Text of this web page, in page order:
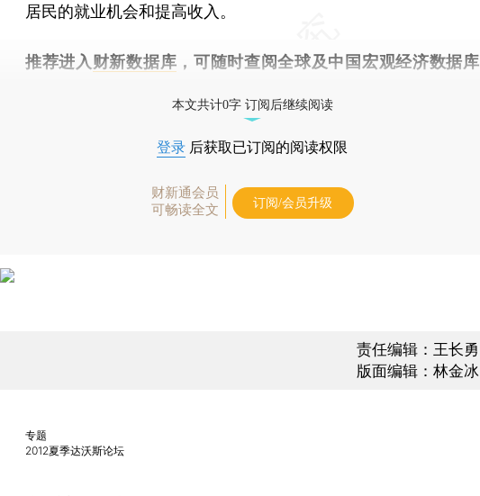
居民的就业机会和提高收入。
推荐进入 财新数据库 ，可随时查阅全球及中国宏观经济数据库
本文共计0字 订阅后继续阅读
登录 后获取已订阅的阅读权限
财新通会员
可畅读全文
订阅/会员升级
责任编辑：王长勇
版面编辑：林金冰
专题
2012夏季达沃斯论坛